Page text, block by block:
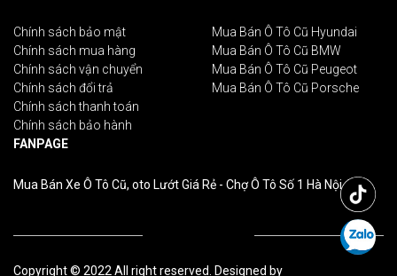
Chính sách bảo mật
Chính sách mua hàng
Chính sách vận chuyển
Chính sách đổi trả
Chính sách thanh toán
Chính sách bảo hành
Mua Bán Ô Tô Cũ Hyundai
Mua Bán Ô Tô Cũ BMW
Mua Bán Ô Tô Cũ Peugeot
Mua Bán Ô Tô Cũ Porsche
FANPAGE
Mua Bán Xe Ô Tô Cũ, oto Lướt Giá Rẻ - Chợ Ô Tô Số 1 Hà Nội
Copyright © 2022 All right reserved. Designed by